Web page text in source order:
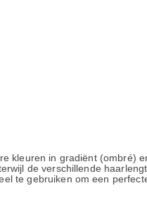
kleuren in gradiënt (ombré)
de verschillende
te gebruiken om een